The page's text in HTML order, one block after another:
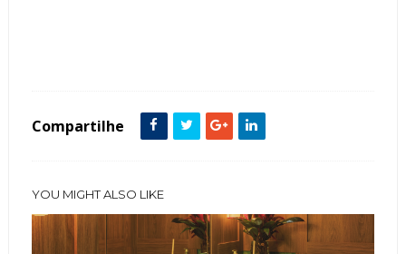
Compartilhe
YOU MIGHT ALSO LIKE